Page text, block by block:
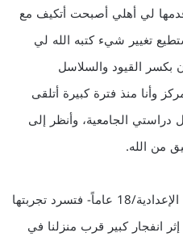
قدمها لي أهلي أصبحت أتكيف مع
تغيير شيء كتبه الله لي
بكسر القيود والسلاسل
وأنا منذ فترة كبيرة أتلقى
الجامعية، وأنظر إلى
من الله.
أما انتصار – طالبة في مرحلة الإعدادية/18 عاماً- فتسرد تجربتها
انفجار كبير قرب منزلنا في